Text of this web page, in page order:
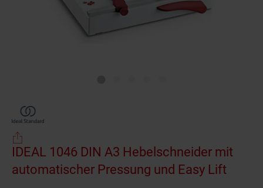
IDEAL 1046 DIN A3 Hebelschneider mit
automatischer Pressung und Easy Lift